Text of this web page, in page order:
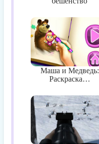
Маша и Медведь:
Раскраска…